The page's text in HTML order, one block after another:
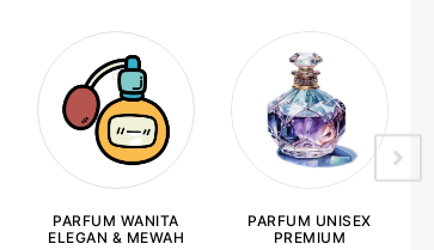
PARFUM WANITA
ELEGAN & MEWAH
PARFUM UNISEX
PREMIUM